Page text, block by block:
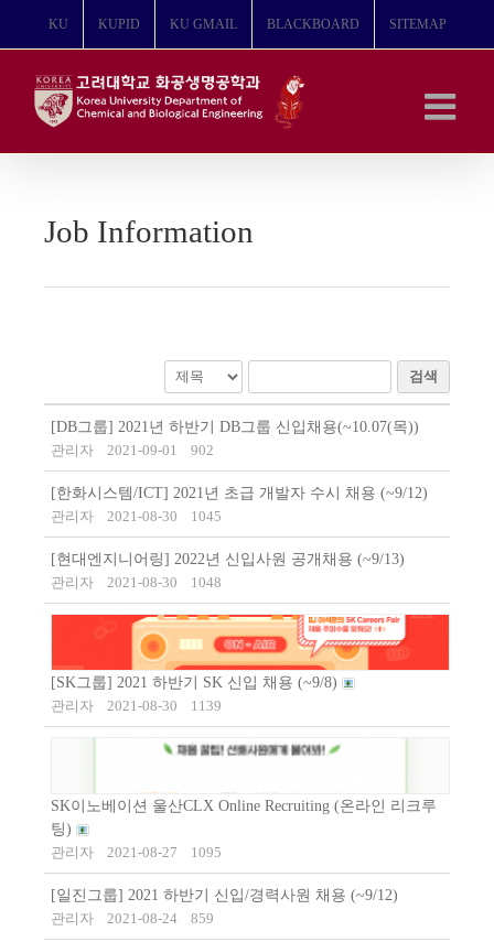
뛰
KU KUPID KU GMAIL BLACKBOARD SITEMAP
Job Information
검색
[DB그룹] 2021년 하반기 DB그룹 신입채용(~10.07(목))
관리자
2021-09-01 902
[한화시스템/ICT] 2021년 초급 개발자 수시 채용 (~9/12)
관리자
2021-08-30 1045
[현대엔지니어링] 2022년 신입사원 공개채용 (~9/13)
관리자
2021-08-30 1048
[SK그룹] 2021 하반기 SK 신입 채용 (~9/8)
관리자
2021-08-30 1139
SK이노베이션 울산CLX Online Recruiting (온라인 리크루
팅)
관리자
2021-08-27 1095
[일진그룹] 2021 하반기 신입/경력사원 채용 (~9/12)
관리자
2021-08-24 859